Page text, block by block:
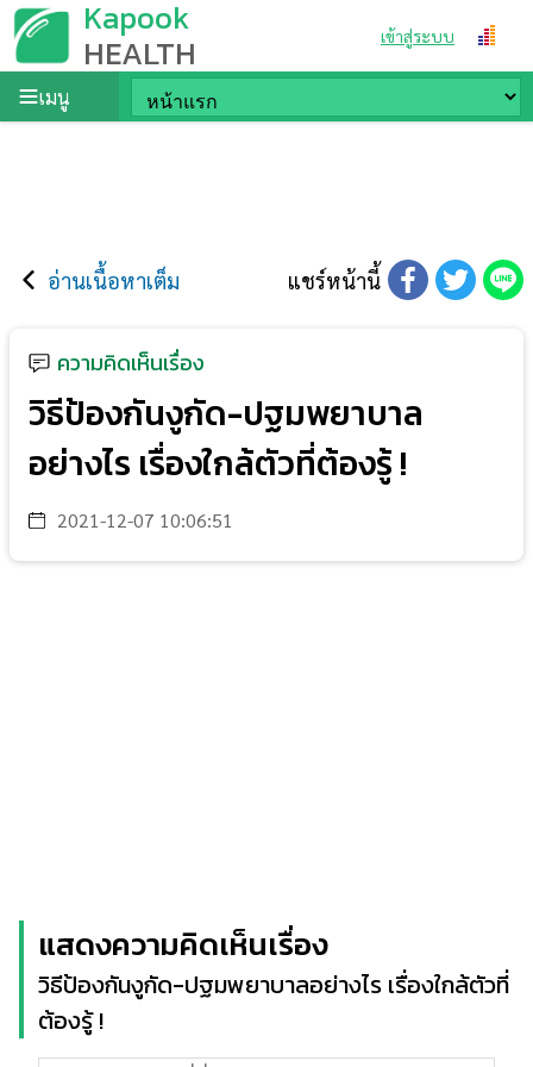
Kapook
HEALTH เข้าสู่ระบบ
เมนู
อ่านเนื้อหาเต็ม แชร์หน้านี้
ความคิดเห็นเรื่อง
วิธีป้องกันงูกัด-ปฐมพยาบาล
อย่างไร เรื่องใกล้ตัวที่ต้องรู้ !
2021-12-07 10:06:51
แสดงความคิดเห็นเรื่อง
วิธีป้องกันงูกัด-ปฐมพยาบาลอย่างไร เรื่องใกล้ตัวที่
ต้องรู้ !